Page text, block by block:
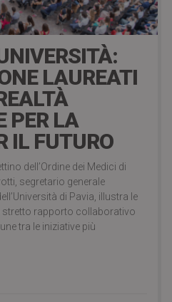
LAUREATI
PER LA
IL FUTURO
dell’Ordine dei Medici di
segretario generale
di Pavia, illustra le
stretto rapporto collaborativo
tra le iniziative più